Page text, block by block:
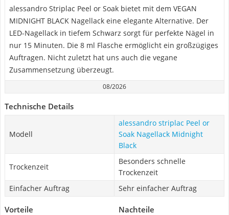
alessandro Striplac Peel or Soak bietet mit dem VEGAN
MIDNIGHT BLACK Nagellack eine elegante Alternative. Der
LED-Nagellack in tiefem Schwarz sorgt für perfekte Nägel in
nur 15 Minuten. Die 8 ml Flasche ermöglicht ein großzügiges
Auftragen. Nicht zuletzt hat uns auch die vegane
Zusammensetzung überzeugt.
08/2026
Technische Details
Modell
alessandro striplac Peel or
Soak Nagellack Midnight
Black
Trockenzeit
Besonders schnelle
Trockenzeit
Einfacher Auftrag
Sehr einfacher Auftrag
Vorteile Nachteile